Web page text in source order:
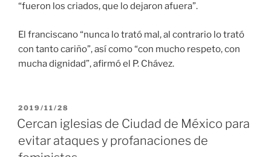
“fueron los criados, que lo dejaron afuera”.
El franciscano “nunca lo trató mal, al contrario lo trató
con tanto cariño”, así como “con mucho respeto, con
mucha dignidad”, afirmó el P. Chávez.
PUBLICADO
EL
2019/11/28
Cercan iglesias de Ciudad de México para
evitar ataques y profanaciones de